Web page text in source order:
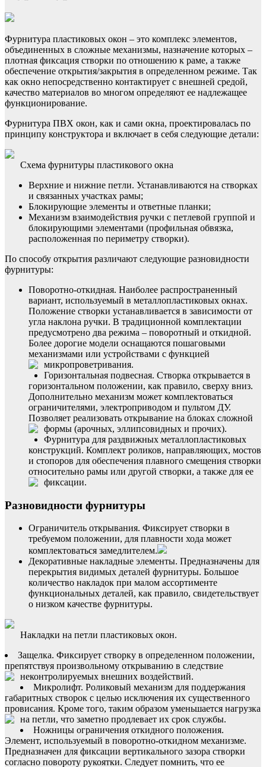
Фурнитура пластиковых окон – это комплекс элементов,
объединенных в сложные механизмы, назначение которых –
плотная фиксация створки по отношению к раме, а также
обеспечение открытия/закрытия в определенном режиме. Так
как окно непосредственно контактирует с внешней средой,
качество материалов во многом определяют ее надлежащее
функционирование.
Фурнитура ПВХ окон, как и сами окна, проектировалась по
принципу конструктора и включает в себя следующие детали:
Схема фурнитуры пластикового окна
Верхние и нижние петли. Устанавливаются на створках
и связанных участках рамы;
Блокирующие элементы и ответные планки;
Механизм взаимодействия ручки с петлевой группой и
блокирующими элементами (профильная обвязка,
расположенная по периметру створки).
По способу открытия различают следующие разновидности
фурнитуры:
Поворотно-откидная. Наиболее распространенный
вариант, используемый в металлопластиковых окнах.
Положение створки устанавливается в зависимости от
угла наклона ручки. В традиционной комплектации
предусмотрено два режима – поворотный и откидной.
Более дорогие модели оснащаются пошаговыми
механизмами или устройствами с функцией
микропроветривания.
Горизонтальная подвесная. Створка открывается в
горизонтальном положении, как правило, сверху вниз.
Дополнительно механизм может комплектоваться
ограничителями, электроприводом и пультом ДУ.
Позволяет реализовать открывание на блоках сложной
формы (арочных, эллипсовидных и прочих).
Фурнитура для раздвижных металлопластиковых
конструкций. Комплект роликов, направляющих, мостов
и стопоров для обеспечения плавного смещения створки
относительно рамы или другой створки, а также для ее
фиксации.
Разновидности фурнитуры
Ограничитель открывания. Фиксирует створки в
требуемом положении, для плавности хода может
комплектоваться замедлителем.
Декоративные накладные элементы. Предназначены для
перекрытия видимых деталей фурнитуры. Большое
количество накладок при малом ассортименте
функциональных деталей, как правило, свидетельствует
о низком качестве фурнитуры.
Накладки на петли пластиковых окон.
Защелка. Фиксирует створку в определенном положении,
препятствуя произвольному открыванию в следствие
неконтролируемых внешних воздействий.
Микролифт. Роликовый механизм для поддержания
габаритных створок с целью исключения их существенного
провисания. Кроме того, таким образом уменьшается нагрузка
на петли, что заметно продлевает их срок службы.
Ножницы ограничения откидного положения.
Элемент, используемый в поворотно-откидном механизме.
Предназначен для фиксации вертикального зазора створки
согласно повороту рукоятки. Следует помнить, что ее